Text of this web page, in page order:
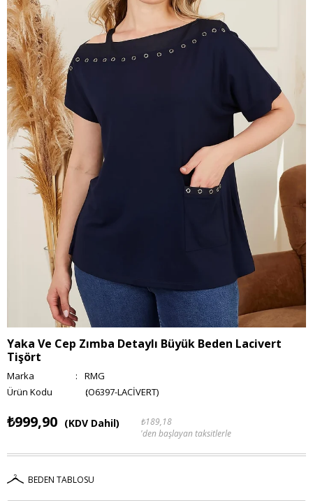
Yaka Ve Cep Zımba Detaylı Büyük Beden Lacivert
Tişört
Marka :
RMG
(O6397-LACİVERT)
₺999,90 (KDV Dahil)
₺189,18
'den başlayan taksitlerle
BEDEN TABLOSU